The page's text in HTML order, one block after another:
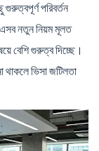
গুরুত্বপূর্ণ পরিবর্তন
এসব নতুন নিয়ম মূলত
বেশি গুরুত্ব দিচ্ছে।
থাকলে ভিসা জটিলতা